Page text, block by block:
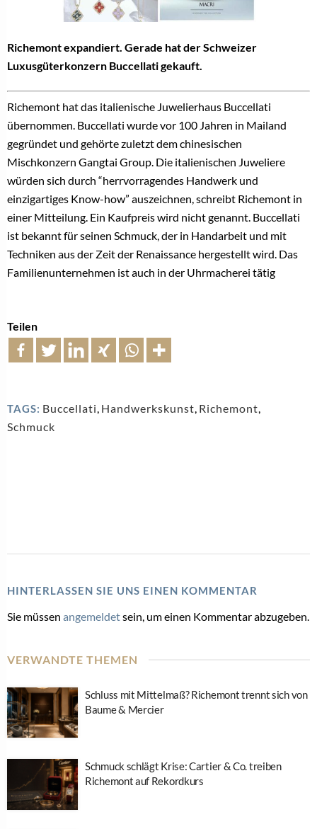
Richemont expandiert. Gerade hat der Schweizer
Luxusgüterkonzern Buccellati gekauft.
Richemont hat das italienische Juwelierhaus Buccellati
übernommen. Buccellati wurde vor 100 Jahren in Mailand
gegründet und gehörte zuletzt dem chinesischen
Mischkonzern Gangtai Group. Die italienischen Juweliere
würden sich durch “herrvorragendes Handwerk und
einzigartiges Know-how” auszeichnen, schreibt Richemont in
einer Mitteilung. Ein Kaufpreis wird nicht genannt. Buccellati
ist bekannt für seinen Schmuck, der in Handarbeit und mit
Techniken aus der Zeit der Renaissance hergestellt wird. Das
Familienunternehmen ist auch in der Uhrmacherei tätig
Teilen
TAGS: Buccellati, Handwerkskunst, Richemont,
Schmuck
HINTERLASSEN SIE UNS EINEN KOMMENTAR
Sie müssen angemeldetsein, um einen Kommentar abzugeben.
VERWANDTE THEMEN
Schluss mit Mittelmaß? Richemont trennt sich von
Baume & Mercier
Schmuck schlägt Krise: Cartier & Co. treiben
Richemont auf Rekordkurs